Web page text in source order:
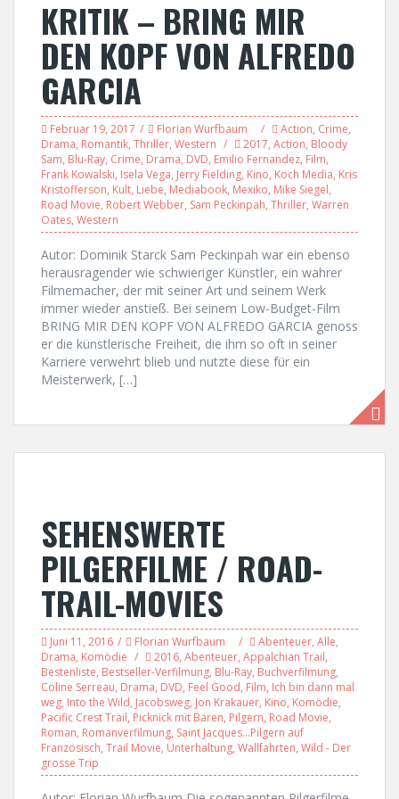
KRITIK – BRING MIR
DEN KOPF VON ALFREDO
GARCIA
Februar 19, 2017 Florian Wurfbaum Action, Crime,
Drama, Romantik, Thriller, Western 2017, Action, Bloody
Sam, Blu-Ray, Crime, Drama, DVD, Emilio Fernandez, Film,
Frank Kowalski, Isela Vega, Jerry Fielding, Kino, Koch Media, Kris
Kristofferson, Kult, Liebe, Mediabook, Mexiko, Mike Siegel,
Road Movie, Robert Webber, Sam Peckinpah, Thriller, Warren
Oates, Western
Autor: Dominik Starck Sam Peckinpah war ein ebenso
herausragender wie schwieriger Künstler, ein wahrer
Filmemacher, der mit seiner Art und seinem Werk
immer wieder anstieß. Bei seinem Low-Budget-Film
BRING MIR DEN KOPF VON ALFREDO GARCIA genoss
er die künstlerische Freiheit, die ihm so oft in seiner
Karriere verwehrt blieb und nutzte diese für ein
Meisterwerk, […]
SEHENSWERTE
PILGERFILME / ROAD-
TRAIL-MOVIES
Juni 11, 2016 Florian Wurfbaum Abenteuer, Alle,
Drama, Komödie 2016, Abenteuer, Appalchian Trail,
Bestenliste, Bestseller-Verfilmung, Blu-Ray, Buchverfilmung,
Coline Serreau, Drama, DVD, Feel Good, Film, Ich bin dann mal
weg, Into the Wild, Jacobsweg, Jon Krakauer, Kino, Komödie,
Pacific Crest Trail, Picknick mit Bären, Pilgern, Road Movie,
Roman, Romanverfilmung, Saint Jacques...Pilgern auf
Französisch, Trail Movie, Unterhaltung, Wallfahrten, Wild - Der
grosse Trip